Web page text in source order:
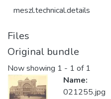
meszl.technical.details
Files
Original bundle
Now showing 1 - 1 of 1
Name:
021255.jpg